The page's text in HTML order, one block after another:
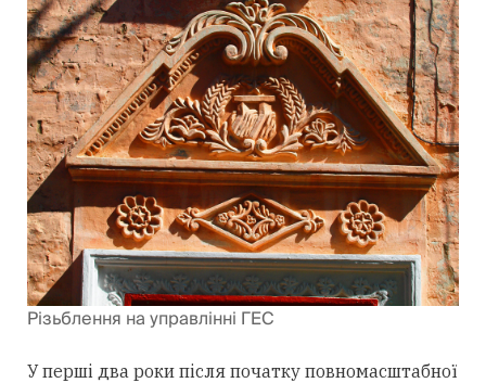
Різьблення на управлінні ГЕС
У перші два роки після початку повномасштабної